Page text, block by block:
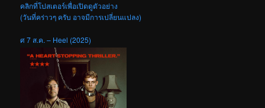
คลิกที่โปสเตอร์เพื่อเปิดดูตัวอย่าง
(วันที่คร่าวๆ ครับ อาจมีการเปลี่ยนแปลง)
ศ 7 ส.ค. – Heel (2025)